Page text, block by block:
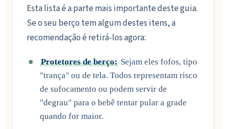
Esta lista é a parte mais importante deste guia.
Se o seu berço tem algum destes itens, a
recomendação é retirá-los agora:
Protetores de berço: Sejam eles fofos, tipo
"trança" ou de tela. Todos representam risco
de sufocamento ou podem servir de
"degrau" para o bebê tentar pular a grade
quando for maior.